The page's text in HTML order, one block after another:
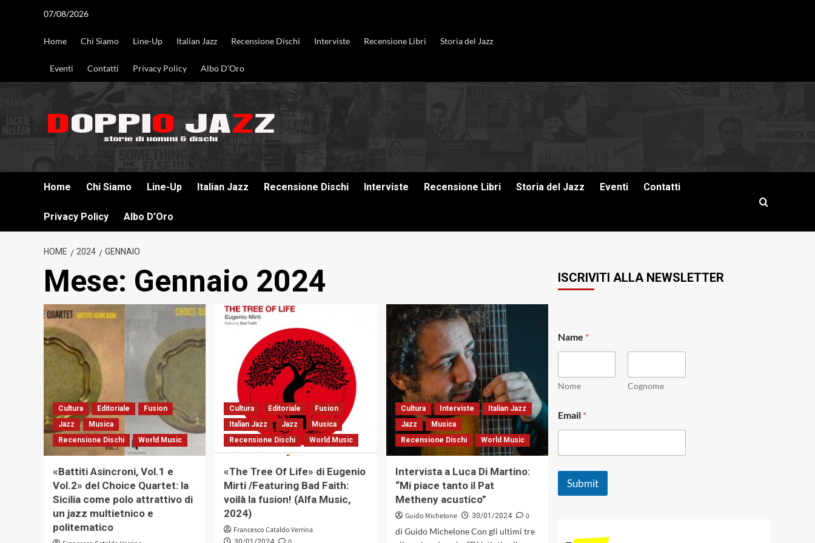
07/08/2026
Home Chi Siamo Line-Up Italian Jazz Recensione Dischi Interviste Recensione Libri Storia del Jazz
Eventi Contatti Privacy Policy Albo D’Oro
Home Chi Siamo Line-Up Italian Jazz Recensione Dischi Interviste Recensione Libri Storia del Jazz Eventi Contatti
Privacy Policy Albo D’Oro
HOME 2024 GENNAIO
Mese: Gennaio 2024
Cultura Editoriale
Fusion
Jazz
Musica
Recensione Dischi
World Music
«Battiti Asincroni, Vol.1 e
Vol.2» del Choice Quartet: la
Sicilia come polo attrattivo di
un jazz multietnico e
politematico
Cultura Editoriale
Fusion
Italian Jazz
Jazz
Musica
Recensione Dischi
World Music
«The Tree Of Life» di Eugenio
Mirti /Featuring Bad Faith:
voilà la fusion! (Alfa Music,
2024)
Francesco Cataldo Verrina
Cultura Interviste
Italian Jazz
Jazz
Musica
Recensione Dischi
World Music
Intervista a Luca Di Martino:
“Mi piace tanto il Pat
Metheny acustico”
Guido Michelone 30/01/2024
0
di Guido Michelone Con gli ultimi tre
ISCRIVITI ALLA NEWSLETTER
Name *
Nome Cognome
a
m
*
Email *
Submit